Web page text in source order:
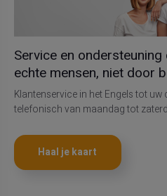
Service en
echte mensen, niet door
Klantenservice in het Engels tot
telefonisch van maandag tot
Haal je kaart